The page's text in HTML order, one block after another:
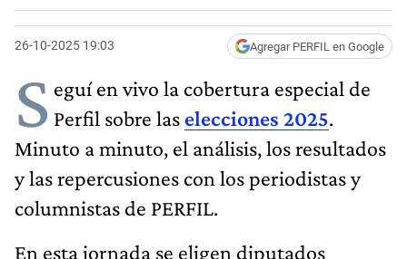
26-10-2025 19:03 Agregar PERFIL en Google
S eguí en vivo la cobertura especial de
Perfil sobre las elecciones 2025.
Minuto a minuto, el análisis, los resultados
y las repercusiones con los periodistas y
columnistas de PERFIL.
En esta jornada se eligen diputados